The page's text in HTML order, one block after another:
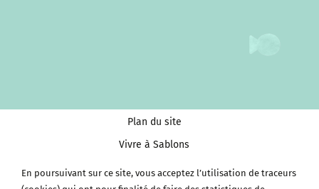
Plan du site
Vivre à Sablons
Tourisme et Culture
En poursuivant sur ce site, vous acceptez l’utilisation de traceurs